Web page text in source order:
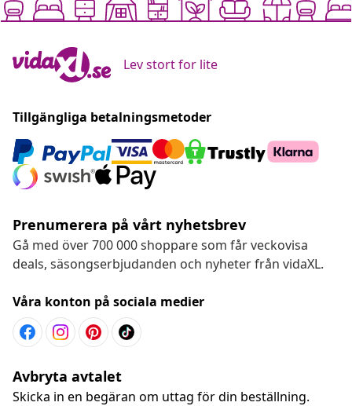
Lev stort for lite
Tillgängliga betalningsmetoder
Prenumerera på vårt nyhetsbrev
Gå med över 700 000 shoppare som får veckovisa
deals, säsongserbjudanden och nyheter från vidaXL.
Våra konton på sociala medier
Avbryta avtalet
Skicka in en begäran om uttag för din beställning.